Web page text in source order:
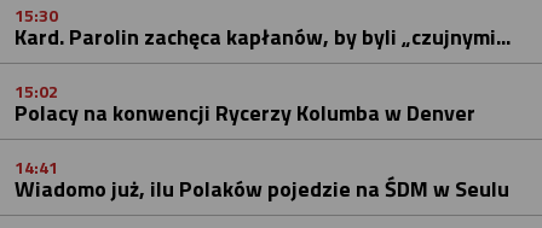
15:30
Kard. Parolin zachęca kapłanów, by byli „czujnymi...
15:02
Polacy na konwencji Rycerzy Kolumba w Denver
14:41
Wiadomo już, ilu Polaków pojedzie na ŚDM w Seulu